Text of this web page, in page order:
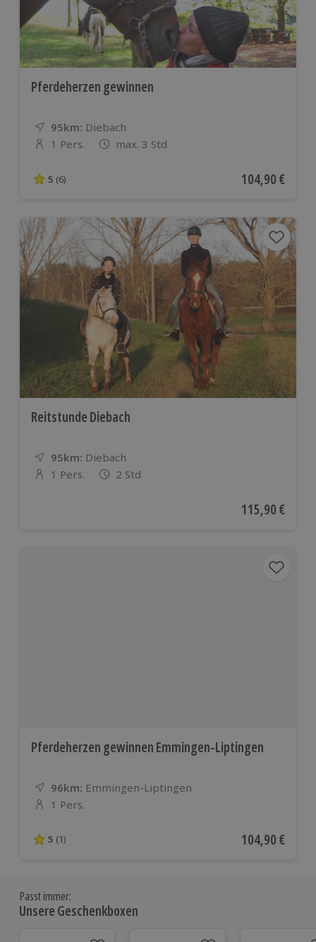
Pferdeherzen gewinnen
95km: Entfernung
Standort
Diebach
Anzahl der Teilnehmer
1 Pers. max. 3 Std
5 von 5 Sternen basierend auf 6 Bewertungen
5 (6) Aktueller Preis
104,90 €
Reitstunde Diebach
95km: Entfernung
Standort
Diebach
Anzahl der Teilnehmer
1 Pers. 2 Std
Aktueller Preis
115,90 €
Pferdeherzen gewinnen Emmingen-Liptingen
96km: Entfernung
Standort
Emmingen-Liptingen
Anzahl der Teilnehmer
1 Pers.
5 von 5 Sternen basierend auf 1 Bewertungen
5 (1) Aktueller Preis
104,90 €
Passt immer:
Unsere Geschenkboxen